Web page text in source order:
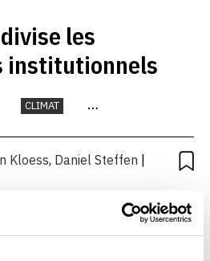
les
institutionnels
CLIMAT
Kloess, Daniel Steffen